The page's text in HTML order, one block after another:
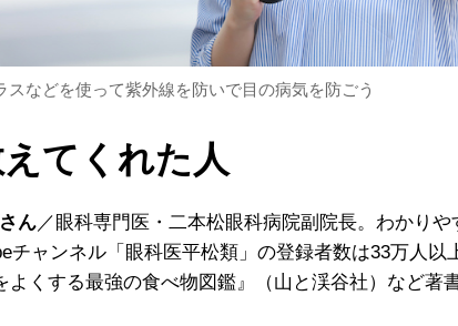
スなどを使って紫外線を防いで目の病気を防ごう
てくれた人
ん ／眼科専門医・二本松眼科病院副院長。わかり
チャンネル「眼科医平松類」の登録者数は33万人以
よくする最強の食べ物図鑑』（山と渓谷社）など著